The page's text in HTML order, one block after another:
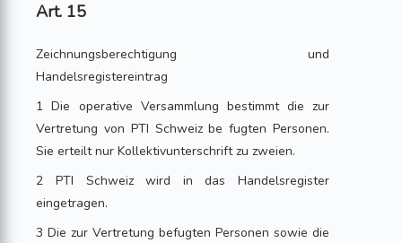
Art. 15
Zeichnungsberechtigung und
Handelsregistereintrag
1 Die operative Versammlung bestimmt die zur
Vertretung von PTI Schweiz be fugten Personen.
Sie erteilt nur Kollektivunterschrift zu zweien.
2 PTI Schweiz wird in das Handelsregister
eingetragen.
3 Die zur Vertretung befugten Personen sowie die